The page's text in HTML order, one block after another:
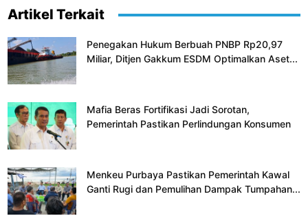
Artikel Terkait
Penegakan Hukum Berbuah PNBP Rp20,97
Miliar, Ditjen Gakkum ESDM Optimalkan Aset...
Mafia Beras Fortifikasi Jadi Sorotan,
Pemerintah Pastikan Perlindungan Konsumen
Menkeu Purbaya Pastikan Pemerintah Kawal
Ganti Rugi dan Pemulihan Dampak Tumpahan...